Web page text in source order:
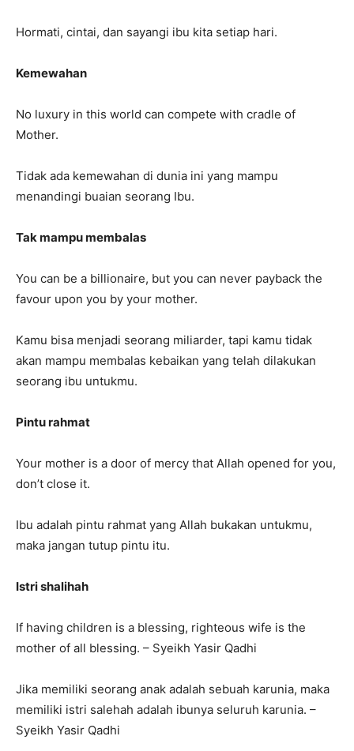
Hormati, cintai, dan sayangi ibu kita setiap hari.
Kemewahan
No luxury in this world can compete with cradle of
Mother.
Tidak ada kemewahan di dunia ini yang mampu
menandingi buaian seorang Ibu.
Tak mampu membalas
You can be a billionaire, but you can never payback the
favour upon you by your mother.
Kamu bisa menjadi seorang miliarder, tapi kamu tidak
akan mampu membalas kebaikan yang telah dilakukan
seorang ibu untukmu.
Pintu rahmat
Your mother is a door of mercy that Allah opened for you,
don’t close it.
Ibu adalah pintu rahmat yang Allah bukakan untukmu,
maka jangan tutup pintu itu.
Istri shalihah
If having children is a blessing, righteous wife is the
mother of all blessing. – Syeikh Yasir Qadhi
Jika memiliki seorang anak adalah sebuah karunia, maka
memiliki istri salehah adalah ibunya seluruh karunia. –
Syeikh Yasir Qadhi